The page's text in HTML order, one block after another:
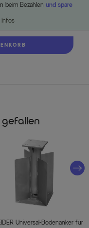
beim Bezahlen und spare
Infos
Universal-Bodenanker für